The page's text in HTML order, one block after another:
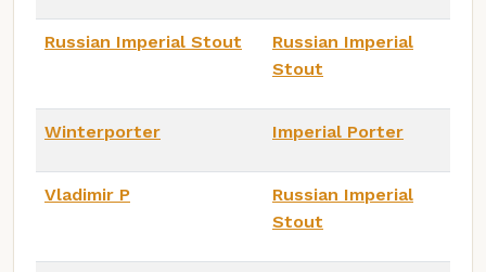
Russian Imperial Stout
Russian Imperial
Stout
Winterporter Imperial Porter
Vladimir P
Russian Imperial
Stout